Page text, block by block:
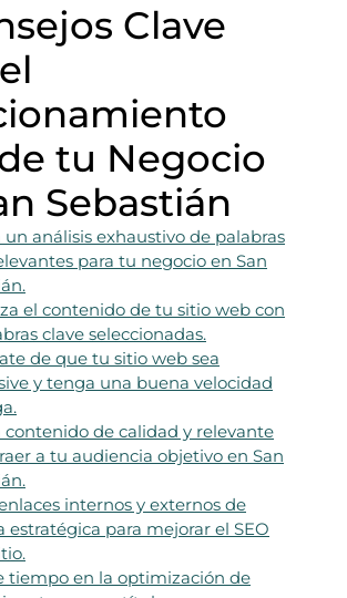
Clave
tu Negocio
Sebastián
un análisis exhaustivo de palabras
para tu negocio en San
el contenido de tu sitio web con
clave seleccionadas.
de que tu sitio web sea
y tenga una buena velocidad
contenido de calidad y relevante
a tu audiencia objetivo en San
internos y externos de
estratégica para mejorar el SEO
tiempo en la optimización de